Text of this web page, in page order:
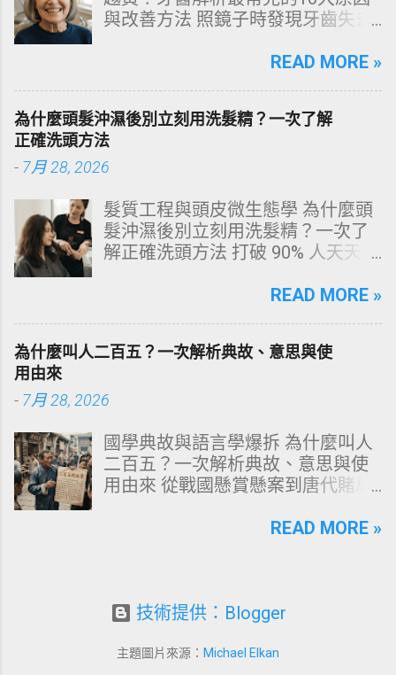
與改善方法 照鏡子時發現牙齒失去
文由專業牙科思維出發，深度剖析
改善與美白對策。 📋 文章快速導覽
目錄 一、 牙齒顏色的生物學本質：
琺瑯質與象牙質 二、 牙齒變黃的10
源性變色的自我檢視 四、 5大專業
牙醫美白療程評估與比較 五、 避坑
指南：破除3大網路美白偏方迷思
理策略 一、 牙齒顏色的生物學本
何泛黃，首先必須釐清牙齒的硬組
織構造。牙齒最外層是由高度鈣化
（Enamel，又稱牙釉質） ，而包裹
質（Dentin，又稱牙本質） 。 💡 生
理學核心觀念 健康自然的牙齒本來
就不是純白色。琺瑯質越半透明，
出來。當琺瑯質因磨損變薄、或是
全雪白的牙齒多半經過人工美白處
黃、褐色甚至灰斑時，往往代表著
READ MORE »
為什麼頭髮沖濕後別立刻用洗髮精？一次了解
正確洗頭方法
- 7月 28, 2026
髮質工程與頭皮微生態學 為什麼頭
髮沖濕後別立刻用洗髮精？一次了
解正確洗頭方法 打破 90% 人天天在
構化思維，拆解頭皮清潔的物理與
天天洗頭，頭皮卻依然半天就出
數人的頭皮問題，並不是洗髮精買
了」。當你蓮蓬頭剛淋濕頭髮，下
一秒就把濃縮洗髮精直接抹在頭皮
上時，你已經親手觸發了一連串破
過嚴密的邏輯分析，為你解構正確
二、 關鍵核心：「預洗（Pre-
輯 三、 高效演算法：NT策略家的
READ MORE »
為什麼叫人二百五？一次解析典故、意思與使
用由來
- 7月 28, 2026
國學典故與語言學爆拆 為什麼叫人
二百五？一次解析典故、意思與使
用由來 從戰國懸賞懸案到唐代賭局
常用語。一次拆解歷史真相、心理
一、「二百五」的核心意思與語境
與千金賞金 三、典故二：古代貨幣
READ MORE »
技術提供：Blogger
主題圖片來源： Michael Elkan